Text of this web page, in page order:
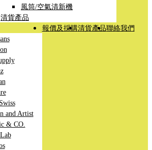
風筒/空氣清新機
清貨產品
and Artist
& CO.
報價及採購清貨產品聯絡我們